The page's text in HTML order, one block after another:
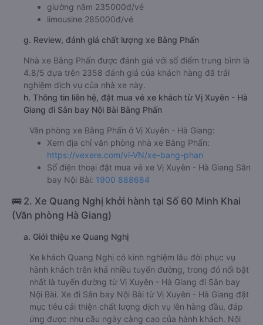
giường nằm 235000đ/vé
limousine 285000đ/vé
g. Review, đánh giá chất lượng xe Bằng Phấn
Nhà xe Bằng Phấn được đánh giá với số điểm trung bình là
4.8/5 dựa trên 2358 đánh giá của khách hàng đã trải
nghiệm dịch vụ của nhà xe này.
h. Thông tin liên hệ, đặt mua vé xe khách từ Vị Xuyên - Hà
Giang đi Sân bay Nội Bài Bằng Phấn
Văn phòng xe Bằng Phấn ở Vị Xuyên - Hà Giang:
Xem địa chỉ văn phòng nhà xe Bằng Phấn:
https://vexere.com/vi-VN/xe-bang-phan
Số điện thoại đặt mua vé xe Vị Xuyên - Hà Giang Sân
bay Nội Bài: 1900 888684
🚌 2. Xe Quang Nghị khởi hành tại Số 60 Minh Khai
(Văn phòng Hà Giang)
a. Giới thiệu xe Quang Nghị
Xe khách Quang Nghị có kinh nghiệm lâu đời phục vụ
hành khách trên khá nhiều tuyến đường, trong đó nổi bật
nhất là tuyến đường từ Vị Xuyên - Hà Giang đi Sân bay
Nội Bài. Xe đi Sân bay Nội Bài từ Vị Xuyên - Hà Giang đặt
mục tiêu cải thiện chất lượng dịch vụ lên hàng đầu, đáp
ứng được nhu cầu ngày càng cao của hành khách. Nội